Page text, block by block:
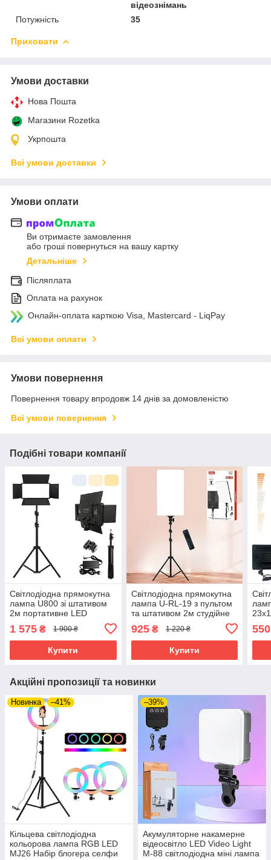
відеознімань
Потужність
35
Приховати
Умови доставки
Нова Пошта
Магазини Rozetka
Укрпошта
Всі умови доставки
Умови оплати
Ви отримаєте замовлення
або гроші повернуться на вашу картку
Детальніше
Післяплата
Оплата на рахунок
Онлайн-оплата карткою Visa, Mastercard - LiqPay
Всі умови оплати
Умови повернення
Повернення товару впродовж 14 днів за домовленістю
Всі умови повернення
Подібні товари компанії
Світлодіодна прямокутна
лампа U800 зі штативом
2м портативне LED
відеосвітло 29х17см для
фото та відеозйомки
1 575 ₴ 1 900 ₴
Купити
Світлодіодна прямокутна
лампа U-RL-19 з пультом
та штативом 2м студійне
LED світло 40х28cм для
фотозйомки
925₴ 1 220 ₴
Купити
550
Акційні пропозиції та новинки
Новинка –41%
Кільцева світлодіодна
кольорова лампа RGB LED
MJ26 Набір блогера селфи
–39%
Акумуляторне накамерне
відеосвітло LED Video Light
M-88 світлодіодна міні лампа